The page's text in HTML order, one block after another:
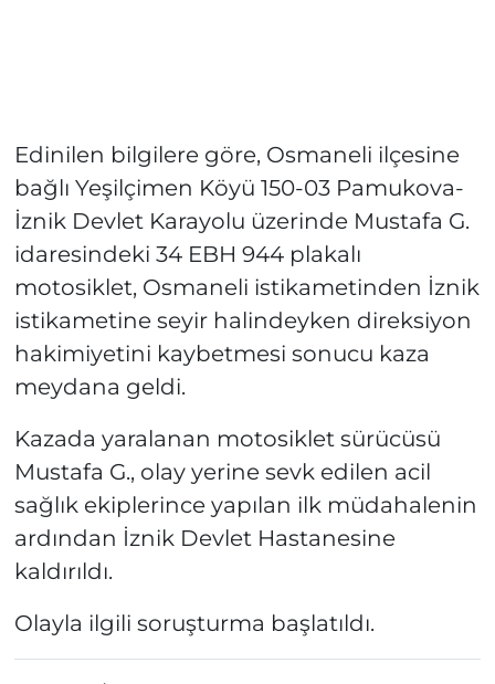
Edinilen bilgilere göre, Osmaneli ilçesine
bağlı Yeşilçimen Köyü 150-03 Pamukova-
İznik Devlet Karayolu üzerinde Mustafa G.
idaresindeki 34 EBH 944 plakalı
motosiklet, Osmaneli istikametinden İznik
istikametine seyir halindeyken direksiyon
hakimiyetini kaybetmesi sonucu kaza
meydana geldi.
Kazada yaralanan motosiklet sürücüsü
Mustafa G., olay yerine sevk edilen acil
sağlık ekiplerince yapılan ilk müdahalenin
ardından İznik Devlet Hastanesine
kaldırıldı.
Olayla ilgili soruşturma başlatıldı.